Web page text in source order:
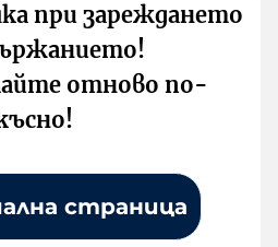
при зареждането
отново по-
страница